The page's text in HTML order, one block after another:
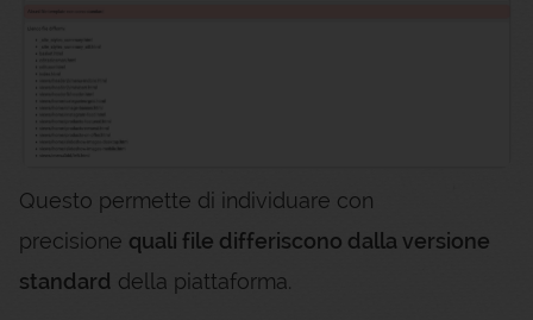
Questo permette di individuare con
precisione quali file differiscono dalla versione
standard della piattaforma.